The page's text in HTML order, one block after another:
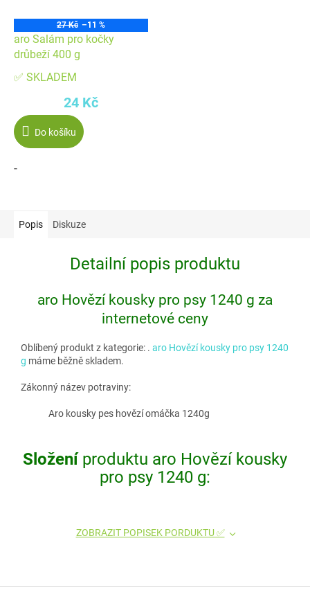
27 Kč –11 %
aro Salám pro kočky
drůbeží 400 g
✅ SKLADEM
24 Kč
Do košíku
-
Popis Diskuze
Detailní popis produktu
aro Hovězí kousky pro psy 1240 g za
internetové ceny
Oblíbený produkt z kategorie: . aro Hovězí kousky pro psy 1240
g máme běžně skladem.
Zákonný název potraviny:
Aro kousky pes hovězí omáčka 1240g
Složeníproduktu aro Hovězí kousky
pro psy 1240 g:
ZOBRAZIT POPISEK PORDUKTU ✅